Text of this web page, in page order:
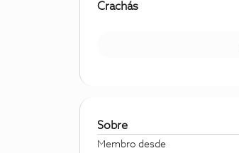
Crachás
Sobre
Membro desde